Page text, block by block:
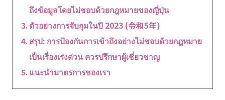
ถึงข้อมูลโดยไม่ชอบด้วยกฎหมายของญี่ปุ่น
ตัวอย่างการจับกุมในปี 2023 (令和5年)
สรุป: การป้องกันการเข้าถึงอย่างไม่ชอบด้วยกฎหมาย
เป็นเรื่องเร่งด่วน ควรปรึกษาผู้เชี่ยวชาญ
แนะนำมาตรการของเรา